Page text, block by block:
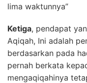
lima waktunnya”
Ketiga, pendapat
Aqiqah, Ini adalah
berdasarkan pada
pernah berkata
mengaqiqahinya